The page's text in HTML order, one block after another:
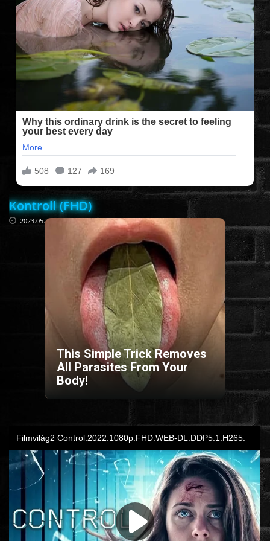
FILMEK (2025-ÖS)
FILMEK (2024-ES)
FILMEK (2023-AS)
FILMEK (2022-ES)
FELIRATOS FILMEK
AKCIÓ
THRILLER
Kontroll (FHD)
2023.05.30
This Simple Trick Removes
All Parasites From Your
Body!